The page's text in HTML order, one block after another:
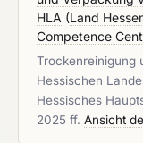
HLA (Land
Competence
Trockenreinigung
Hessischen
Hessisches
2025 ff. Ansicht